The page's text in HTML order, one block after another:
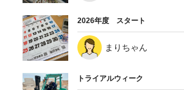
2026年度 スタート
まりちゃん
トライアルウィーク